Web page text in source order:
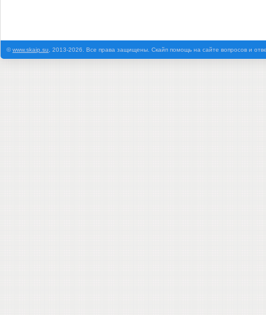
©www.skaip.su , 2013-2026. Все права защищены. Скайп помощь на сайте вопросов и